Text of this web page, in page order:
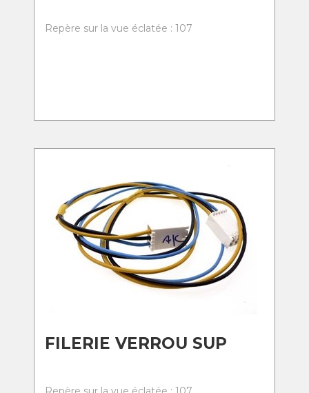
Repère sur la vue éclatée : 107
FILERIE VERROU SUP